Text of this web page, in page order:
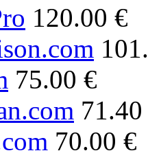
120.00 €
75.00 €
70.00 €